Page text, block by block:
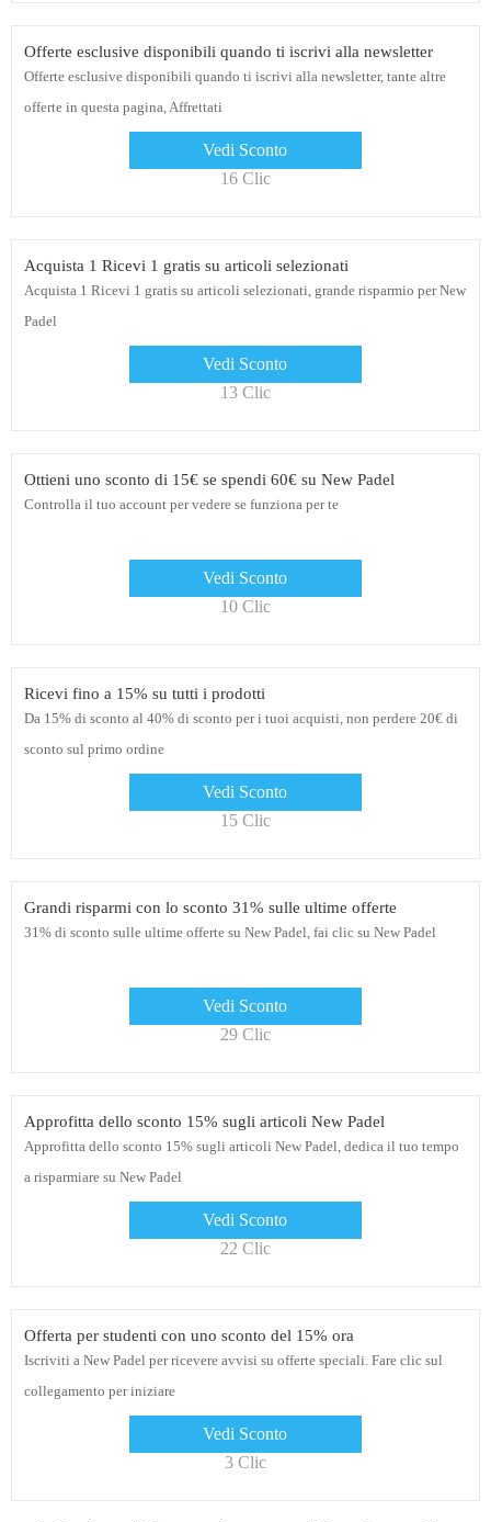
Offerte esclusive disponibili quando ti iscrivi alla newsletter
Offerte esclusive disponibili quando ti iscrivi alla newsletter, tante altre
offerte in questa pagina, Affrettati
Vedi Sconto
16 Clic
Acquista 1 Ricevi 1 gratis su articoli selezionati
Acquista 1 Ricevi 1 gratis su articoli selezionati, grande risparmio per New
Padel
Vedi Sconto
13 Clic
Ottieni uno sconto di 15€ se spendi 60€ su New Padel
Controlla il tuo account per vedere se funziona per te
Vedi Sconto
10 Clic
Ricevi fino a 15% su tutti i prodotti
Da 15% di sconto al 40% di sconto per i tuoi acquisti, non perdere 20€ di
sconto sul primo ordine
Vedi Sconto
15 Clic
Grandi risparmi con lo sconto 31% sulle ultime offerte
31% di sconto sulle ultime offerte su New Padel, fai clic su New Padel
Vedi Sconto
29 Clic
Approfitta dello sconto 15% sugli articoli New Padel
Approfitta dello sconto 15% sugli articoli New Padel, dedica il tuo tempo
a risparmiare su New Padel
Vedi Sconto
22 Clic
Offerta per studenti con uno sconto del 15% ora
Iscriviti a New Padel per ricevere avvisi su offerte speciali. Fare clic sul
collegamento per iniziare
Vedi Sconto
3 Clic